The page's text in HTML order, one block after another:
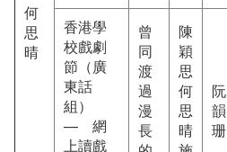
何
思
晴
香港學
校戲劇
節（廣
東話
組）
— 網
上讀戲
曾
同
渡
過
漫
長
陳
穎
思
何
思
晴
阮
韻
珊